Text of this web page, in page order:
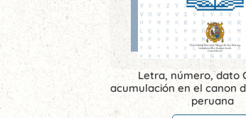
Letra, número, dato
acumulación en el canon
peruana